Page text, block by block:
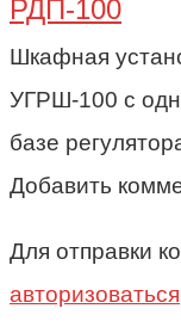
РДП-100
Шкафная
УГРШ-100 с
базе
Добавить
Для отправки
авторизоваться